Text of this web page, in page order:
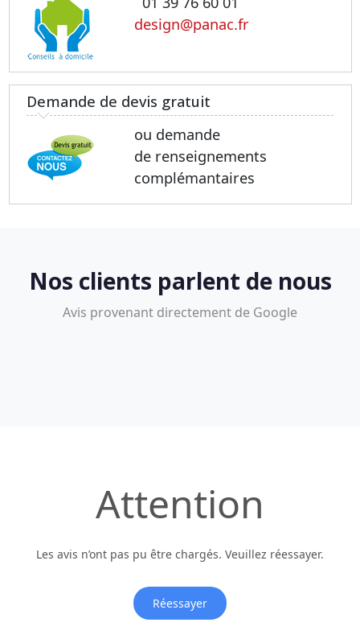
design@panac.fr
Demande de devis gratuit
ou demande
de renseignements
complémantaires
Nos clients parlent de nous
Avis provenant directement de Google
Attention
Les avis n’ont pas pu être chargés. Veuillez réessayer.
Réessayer